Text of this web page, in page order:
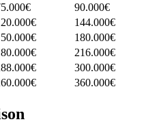
90.000€
144.000€
180.000€
216.000€
300.000€
360.000€